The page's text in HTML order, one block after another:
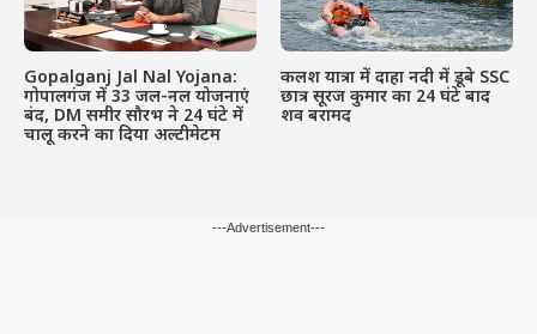
Gopalganj Jal Nal Yojana:
गोपालगंज में 33 जल-नल योजनाएं
बंद, DM समीर सौरभ ने 24 घंटे में
चालू करने का दिया अल्टीमेटम
कलश यात्रा में दाहा नदी में डूबे SSC
छात्र सूरज कुमार का 24 घंटे बाद
शव बरामद
---Advertisement---